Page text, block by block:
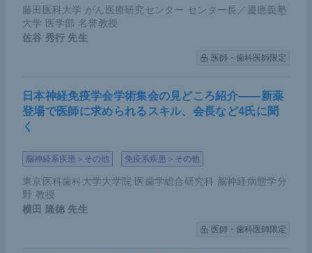
藤田医科大学 がん医療研究センター センター長／慶應義塾
大学 医学部 名誉教授
佐谷 秀行 先生
医師・歯科医師限定
日本神経免疫学会学術集会の見どころ紹介――新薬
登場で医師に求められるスキル、会長など4氏に聞
く
脳神経系疾患＞その他 免疫系疾患＞その他
東京医科歯科大学大学院 医歯学総合研究科 脳神経病態学分
野 教授
横田 隆徳 先生
医師・歯科医師限定